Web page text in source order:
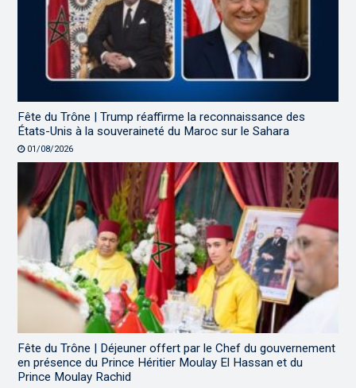
Fête du Trône | Trump réaffirme la reconnaissance des
États-Unis à la souveraineté du Maroc sur le Sahara
01/08/2026
Fête du Trône | Déjeuner offert par le Chef du gouvernement
en présence du Prince Héritier Moulay El Hassan et du
Prince Moulay Rachid